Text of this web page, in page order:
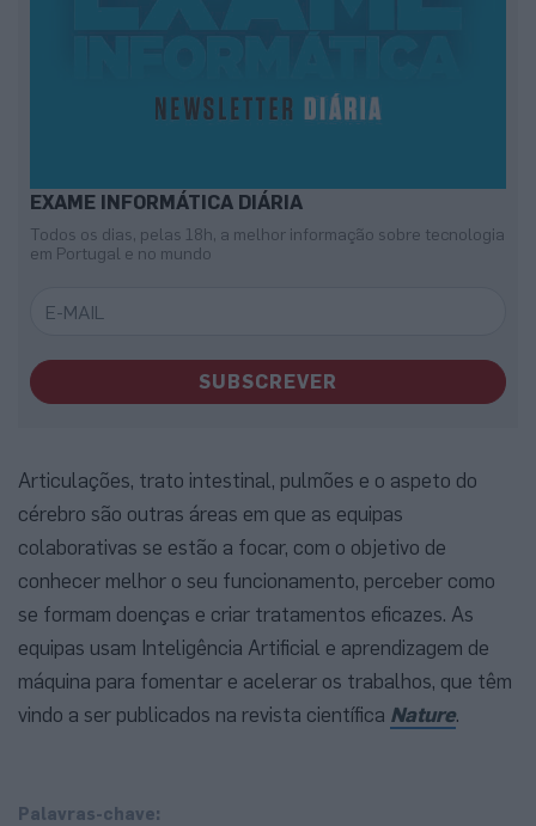
EXAME INFORMÁTICA DIÁRIA
Todos os dias, pelas 18h, a melhor informação sobre tecnologia
em Portugal e no mundo
SUBSCREVER
Articulações, trato intestinal, pulmões e o aspeto do
cérebro são outras áreas em que as equipas
colaborativas se estão a focar, com o objetivo de
conhecer melhor o seu funcionamento, perceber como
se formam doenças e criar tratamentos eficazes. As
equipas usam Inteligência Artificial e aprendizagem de
máquina para fomentar e acelerar os trabalhos, que têm
vindo a ser publicados na revista científica Nature.
Palavras-chave: